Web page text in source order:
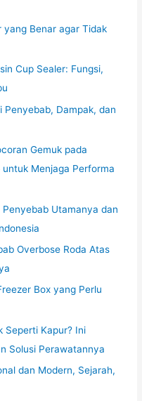
yang Benar agar Tidak
Cup Sealer: Fungsi,
Penyebab, Dampak, dan
Gemuk pada
Menjaga Performa
Utamanya dan
Overbose Roda Atas
Box yang Perlu
Seperti Kapur? Ini
Solusi Perawatannya
dan Modern, Sejarah,